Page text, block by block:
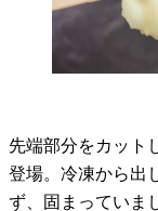
先端部分をカット
登場。冷凍から出
ず、固まっていま